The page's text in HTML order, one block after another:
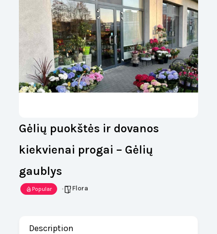
Gėlių puokštės ir dovanos
kiekvienai progai – Gėlių
gaublys
Popular Flora
Description